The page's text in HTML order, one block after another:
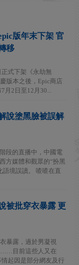
版年末下架 官
移
式下架《永劫無
版本之後，Epic商店
2日至12月30...
說塗黑臉被誤解
段的直播中，中國電
方媒體和觀眾的“扮黑
語境誤讀。 喳喳在直
被批穿衣暴露 更
暴露，過於男凝視
……目前這些人又在
起因是部分網友及行